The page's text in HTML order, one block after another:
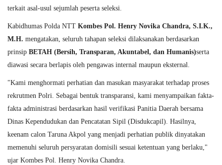
terkait asal-usul sejumlah peserta seleksi.
Kabidhumas Polda NTT Kombes Pol. Henry Novika Chandra, S.I.K.,
M.H. mengatakan, seluruh tahapan seleksi dilaksanakan berdasarkan
prinsip BETAH (Bersih, Transparan, Akuntabel, dan Humanis)serta
diawasi secara berlapis oleh pengawas internal maupun eksternal.
"Kami menghormati perhatian dan masukan masyarakat terhadap proses
rekrutmen Polri. Sebagai bentuk transparansi, kami menyampaikan fakta-
fakta administrasi berdasarkan hasil verifikasi Panitia Daerah bersama
Dinas Kependudukan dan Pencatatan Sipil (Disdukcapil). Hasilnya,
keenam calon Taruna Akpol yang menjadi perhatian publik dinyatakan
memenuhi seluruh persyaratan domisili sesuai ketentuan yang berlaku,"
ujar Kombes Pol. Henry Novika Chandra.